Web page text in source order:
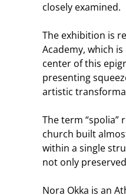
closely examined.
The exhibition is
Academy, which
center of this
presenting
artistic
The term
church built
within a single
not only
Nora Okka is an